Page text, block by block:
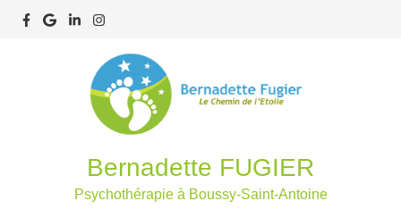
Bernadette FUGIER
Psychothérapie à Boussy-Saint-Antoine